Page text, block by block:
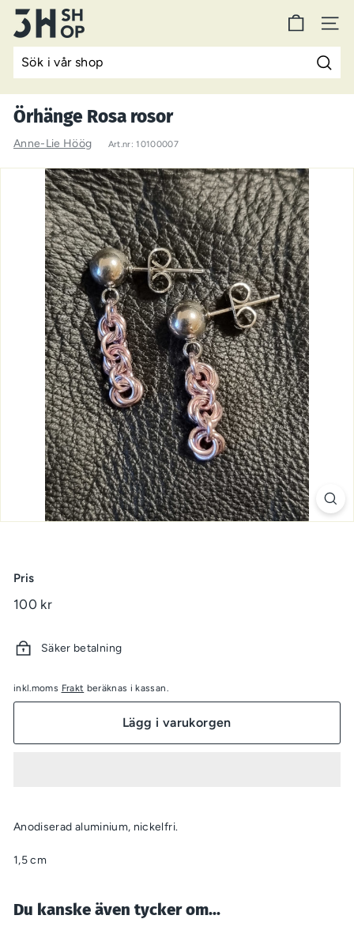
Hoppa
innehåll
3
H
S
o
Sök
Örhänge Rosa rosor
Anne-Lie Höög Art.nr:10100007
Pris
Ord.pris
100 kr
Säker betalning
inkl.moms Frakt beräknas i kassan.
Lägg i varukorgen
Anodiserad aluminium, nickelfri.
1,5 cm
Du kanske även tycker om...